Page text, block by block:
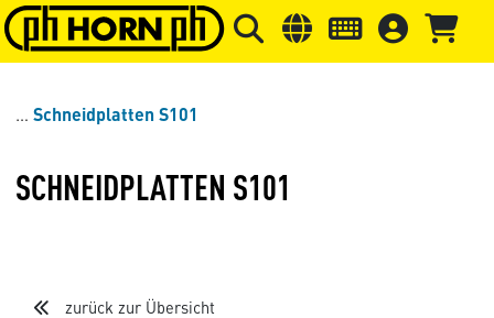
Springe zu Hauptinhalt Springe zum Header Springe
Schneidplatten S101
SCHNEIDPLATTEN S101
zurück zur Übersicht